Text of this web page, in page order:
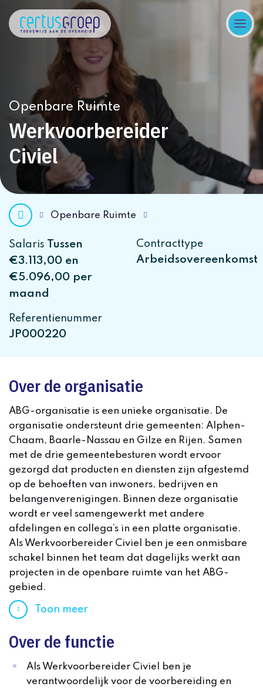
Openbare Ruimte
Werkvoorbereider
Civiel
Openbare Ruimte
Salaris Tussen
€3.113,00 en
€5.096,00 per
maand
Contracttype
Arbeidsovereenkomst
Referentienummer
JP000220
Over de organisatie
ABG-organisatie is een unieke organisatie. De
organisatie ondersteunt drie gemeenten: Alphen-
Chaam, Baarle-Nassau en Gilze en Rijen. Samen
met de drie gemeentebesturen wordt ervoor
gezorgd dat producten en diensten zijn afgestemd
op de behoeften van inwoners, bedrijven en
belangenverenigingen. Binnen deze organisatie
wordt er veel samengewerkt met andere
afdelingen en collega’s in een platte organisatie.
Als Werkvoorbereider Civiel ben je een onmisbare
schakel binnen het team dat dagelijks werkt aan
projecten in de openbare ruimte van het ABG-
gebied.
Toon meer
Over de functie
Als Werkvoorbereider Civiel ben je
verantwoordelijk voor de voorbereiding en